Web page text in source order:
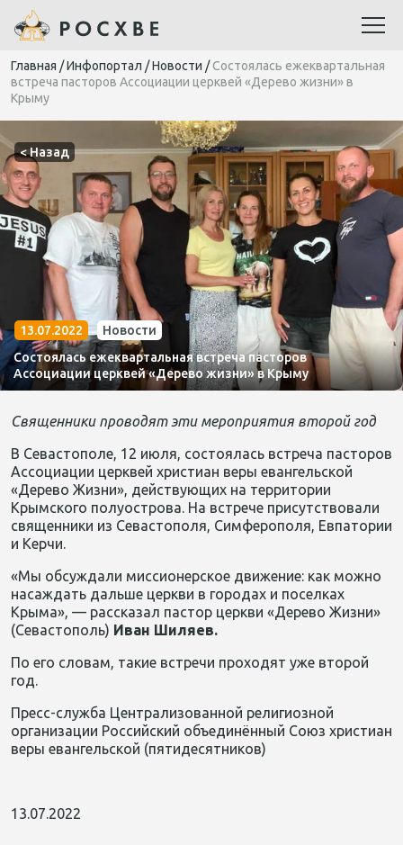
Главная /Инфопортал /Новости /Состоялась ежеквартальная
встреча пасторов Ассоциации церквей «Дерево жизни» в
Крыму
< Назад
13.07.2022
Новости
Состоялась ежеквартальная встреча пасторов
Ассоциации церквей «Дерево жизни» в Крыму
Священники проводят эти мероприятия второй год
В Севастополе, 12 июля, состоялась встреча пасторов
Ассоциации церквей христиан веры евангельской
«Дерево Жизни», действующих на территории
Крымского полуострова. На встрече присутствовали
священники из Севастополя, Симферополя, Евпатории
и Керчи.
«Мы обсуждали миссионерское движение: как можно
насаждать дальше церкви в городах и поселках
Крыма», — рассказал пастор церкви «Дерево Жизни»
(Севастополь) Иван Шиляев.
По его словам, такие встречи проходят уже второй
год.
Пресс-служба Централизованной религиозной
организации Российский объединённый Союз христиан
веры евангельской (пятидесятников)
13.07.2022